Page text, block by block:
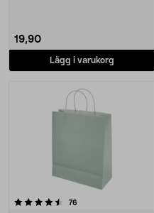
19,90
Lägg i varukorg
76
4.5 av 5 stjärnor